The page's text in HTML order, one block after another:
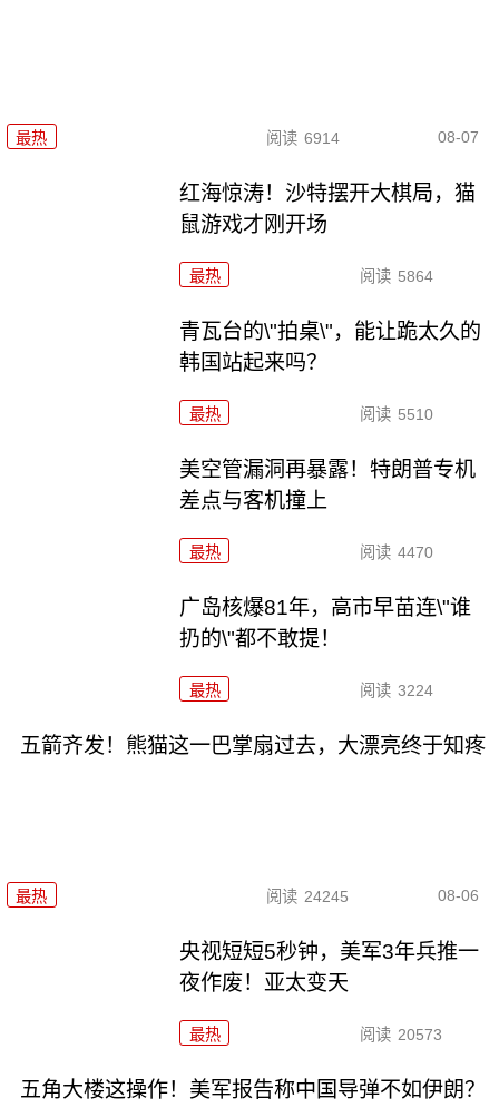
最热 阅读 6914 08-07
红海惊涛！沙特摆开大棋局，猫
鼠游戏才刚开场
最热 阅读 5864
青瓦台的\"拍桌\"，能让跪太久的
韩国站起来吗？
最热 阅读 5510
美空管漏洞再暴露！特朗普专机
差点与客机撞上
最热 阅读 4470
广岛核爆81年，高市早苗连\"谁
扔的\"都不敢提！
最热 阅读 3224
五箭齐发！熊猫这一巴掌扇过去，大漂亮终于知疼
最热 阅读 24245 08-06
央视短短5秒钟，美军3年兵推一
夜作废！亚太变天
最热 阅读 20573
五角大楼这操作！美军报告称中国导弹不如伊朗？